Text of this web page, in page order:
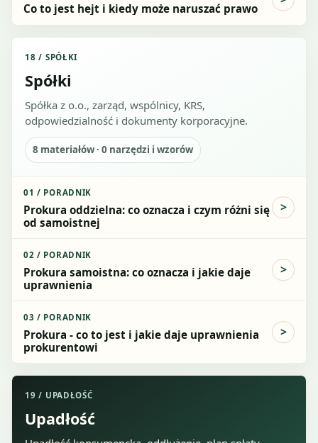
Co to jest hejt i kiedy może naruszać prawo
18 / SPÓŁKI
Spółki
Spółka z o.o., zarząd, wspólnicy, KRS,
odpowiedzialność i dokumenty korporacyjne.
8 materiałów ·0 narzędzi i wzorów
01 / PORADNIK
Prokura oddzielna: co oznacza i czym różni się
od samoistnej
02 / PORADNIK
Prokura samoistna: co oznacza i jakie daje
uprawnienia
03 / PORADNIK
Prokura - co to jest i jakie daje uprawnienia
prokurentowi
19 / UPADŁOŚĆ
Upadłość